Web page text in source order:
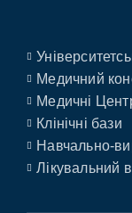
Медичний
Медичні
Клінічні бази
Навчально-
Лікувальний